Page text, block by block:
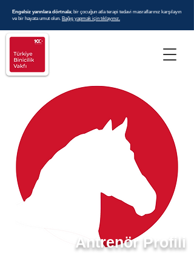
Engelsiz yarınlara dörtnala; bir çocuğun atla terapi tedavi masraflarınız karşılayın
ve bir hayata umut olun. Bağış yapmak için tıklayınız.
Antrenör Profili